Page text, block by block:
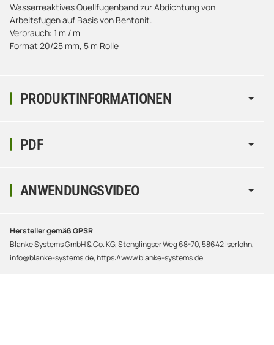
PRODUKTINFORMATIONEN
Wasserreaktives Quellfugenband zur Abdichtung von
Arbeitsfugen auf Basis von Bentonit.
Verbrauch: 1 m / m
Format 20/25 mm, 5 m Rolle
PDF
ANWENDUNGSVIDEO
Hersteller gemäß GPSR
Blanke Systems GmbH & Co. KG, Stenglingser Weg 68-70, 58642 Iserlohn,
info@blanke-systems.de, https://www.blanke-systems.de